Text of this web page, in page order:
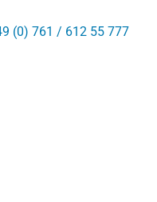
(0) 761 / 612 55 777